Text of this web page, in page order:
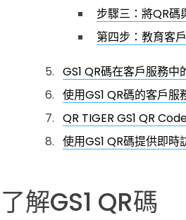
步驟三：將QR碼
第四步：教育客
GS1 QR碼在客戶服務中
使用GS1 QR碼的客戶服
QR TIGER GS1 QR
使用GS1 QR碼提供即時
了解GS1 QR碼